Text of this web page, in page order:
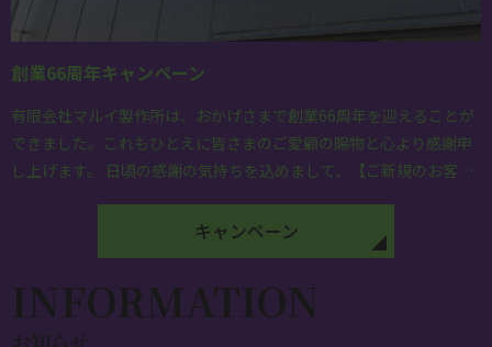
創業66周年キャンペーン
有限会社マルイ製作所は、おかげさまで創業66周年を迎えることが
できました。これもひとえに皆さまのご愛顧の賜物と心より感謝申
し上げます。 日頃の感謝の気持ちを込めまして、【ご新規のお客様
キャンペーン
INFORMATION
お知らせ